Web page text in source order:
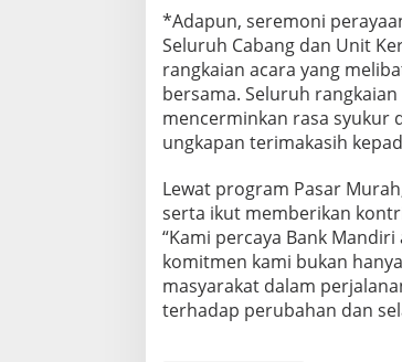
*Adapun, seremoni
Seluruh Cabang dan Unit
rangkaian acara yang
bersama. Seluruh
mencerminkan rasa syukur
ungkapan terimakasih
Lewat program Pasar
serta ikut memberikan
“Kami percaya Bank
komitmen kami bukan
masyarakat dalam
terhadap perubahan dan